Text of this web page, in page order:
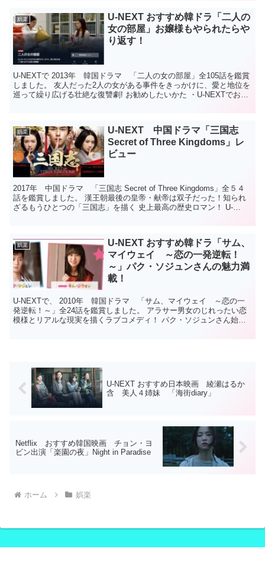
娯楽
U-NEXT おすすめ韓ドラ「二人の
女の部屋」お嬢様もやられたらや
り返す！
U-NEXTで 2013年 韓国ドラマ 「二人の女の部屋」全105話を鑑賞
しました。 友人だった2人の女がある事件をきっかけに、愛と地位を
巡って繰り広げる壮絶な復讐劇! お勧めしたいかた ・U-NEXTでお勧
娯楽
U-NEXT 中国ドラマ「三国志
Secret of Three Kingdoms」レ
ビュー
2017年 中国ドラマ 「三国志 Secret of Three Kingdoms」全５４
話を鑑賞しました。 漢王朝最後の皇帝・献帝は双子だった！知られ
ざるもうひとつの「三国志」を描く 史上最高の歴史ロマン！ U-
娯楽
U-NEXT おすすめ韓ドラ「サム、
マイウェイ ～恋の一発逆転！
～」パク・ソジュンさんの魅力満
載！
U-NEXTで、 2010年 韓国ドラマ 「サム、マイウェイ ～恋の一
発逆転！～」全24話を鑑賞しました。 アラサー男女のじれったい恋
模様とリアルな現実を描くラブコメディ！ パク・ソジュンさん始め
U-NEXT おすすめ日本映画 綾瀬はるか
含 美人４姉妹 「海街diary」
Netflix おすすめ韓国映画 チョン・ヨ
ビン出演「楽園の夜」Night in Paradise
ホーム 娯楽